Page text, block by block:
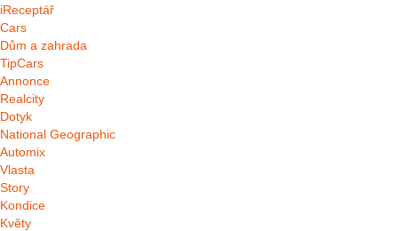
iReceptář
Cars
Dům a zahrada
TipCars
Annonce
Realcity
Dotyk
National Geographic
Automix
Vlasta
Story
Kondice
Květy